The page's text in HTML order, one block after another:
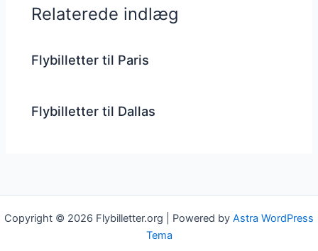
Relaterede indlæg
Flybilletter til Paris
Flybilletter til Dallas
Copyright © 2026 Flybilletter.org | Powered by Astra WordPress
Tema